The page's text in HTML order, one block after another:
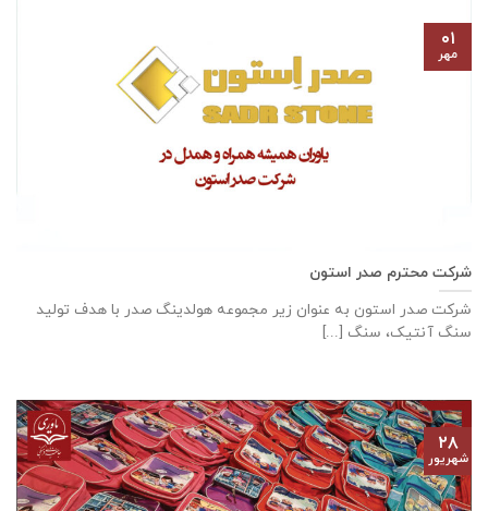
شرکت محترم صدر استون
شرکت صدر استون به عنوان زیر مجموعه هولدینگ صدر با هدف تولید
سنگ آنتیک، سنگ [...]
۰۱
مهر
۲۸
شهریور